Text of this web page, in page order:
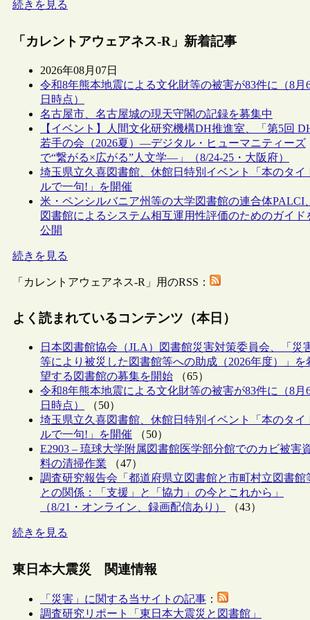
続きを見る
「カレントアウェアネス-R」新着記事
2026年08月07日
令和8年熊本地震による文化財等の被害が83件に（8月
日時点）
名古屋市、名古屋城の現天守閣の記録を募集中
【イベント】人間文化研究機構DH推進室、「第5回
若手の会（2026夏）―デジタル・ヒューマニティーズ
で“繋がる×広がる”人文学―」（8/24-25・大阪府）
埼玉県立久喜図書館、休館日特別イベント「本のタイ
ルで一句!」を開催
米・ペンシルバニア州等の大学図書館の連合体PALCI、
図書館によるシステム相互運用性評価のためのガイド
公開
続きを見る
「カレントアウェアネス-R」用のRSS：
よく読まれているコンテンツ（本日）
日本図書館協会（JLA）図書館災害対策委員会、「災
等により被災した図書館等への助成（2026年度）」を
望する図書館の募集を開始 （65）
令和8年熊本地震による文化財等の被害が83件に（8月
日時点）
（50）
埼玉県立久喜図書館、休館日特別イベント「本のタイ
ルで一句!」を開催 （50）
E2903 – 琉球大学附属図書館医学部分館でのカビ被害
料の清掃作業 （47）
調査研究報告会「都道府県立図書館と市町村立図書館
との関係：「支援」と「協力」の今とこれから」
（8/21・オンライン、録画配信あり）
（43）
続きを見る
東日本大震災 関連情報
「災害」に関する当サイトの記事 ：
調査研究リポート「東日本大震災と図書館」